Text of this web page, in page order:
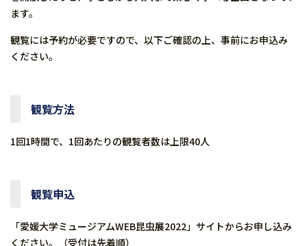
ます。
観覧には予約が必要ですので、以下ご確認の上、事前にお申込み
ください。
観覧方法
1回1時間で、1回あたりの観覧者数は上限40人
観覧申込
「愛媛大学ミュージアムWEB昆虫展2022」サイトからお申し込み
ください。（受付は先着順）